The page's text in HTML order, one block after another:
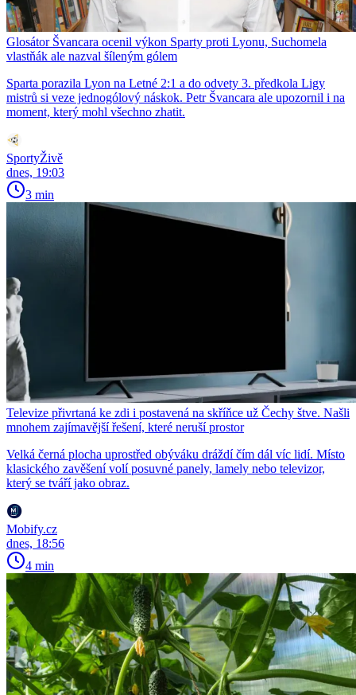
Glosátor Švancara ocenil výkon Sparty proti Lyonu, Suchomela
vlastňák ale nazval šíleným gólem
Sparta porazila Lyon na Letné 2:1 a do odvety 3. předkola Ligy
mistrů si veze jednogólový náskok. Petr Švancara ale upozornil i na
moment, který mohl všechno zhatit.
SportyŽivě
dnes, 19:03
3 min
Televize přivrtaná ke zdi i postavená na skříňce už Čechy štve. Našli
mnohem zajímavější řešení, které neruší prostor
Velká černá plocha uprostřed obýváku dráždí čím dál víc lidí. Místo
klasického zavěšení volí posuvné panely, lamely nebo televizor,
který se tváří jako obraz.
Mobify.cz
dnes, 18:56
4 min